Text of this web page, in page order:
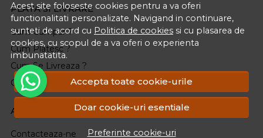
Acest site foloseste cookies pentru a va oferi
functionalitati personalizate. Navigand in continuare,
sunteti de acord cu Politica de cookies si cu plasarea de
cookies, cu scopul de a va oferi o experienta
imbunatatita.
Accepta toate cookie-urile
Doar cookie-uri esentiale
Preferinte cookie-uri
PLATA SI LIVRARE
Cum Cumpar ?
Cum Platesc ?
Cum Se Livreaza ?
Cosul meu
ASISTENTA
Contacteaza-ne